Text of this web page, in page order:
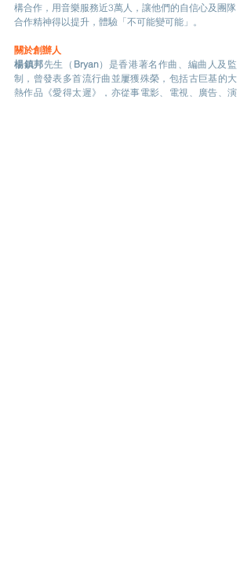
構合作，用音樂服務近3萬人，讓他們的自信心及團隊
合作精神得以提升，體驗「不可能變可能」。
關於創辦人
楊鎮邦先生（ Bryan）是香港著名作曲、編曲人及監
制，曾發表多首流行曲並屢獲殊榮，包括古巨基的大
熱作品《愛得太遲》，亦從事電影、電視、廣告、演